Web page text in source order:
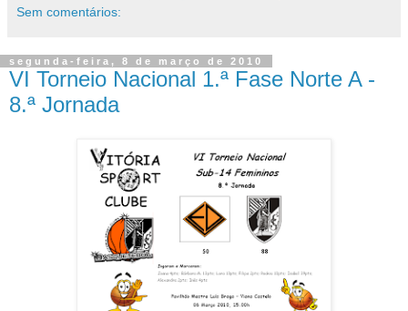
Sem comentários:
segunda-feira, 8 de março de 2010
VI Torneio Nacional 1.ª Fase Norte A -
8.ª Jornada